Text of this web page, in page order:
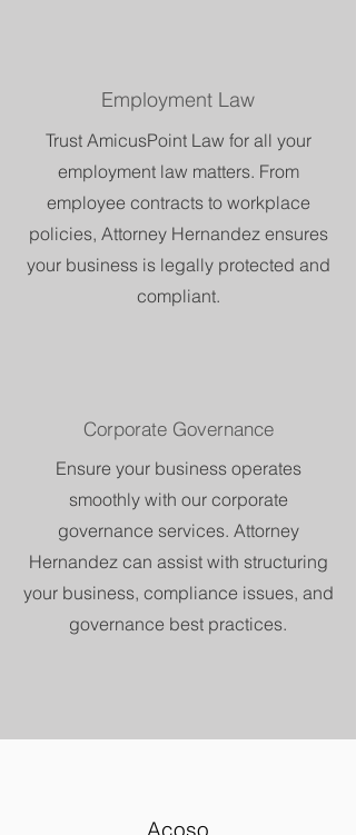
Employment Law
Trust AmicusPoint Law for all your
employment law matters. From
employee contracts to workplace
policies, Attorney Hernandez ensures
your business is legally protected and
compliant.
Corporate Governance
Ensure your business operates
smoothly with our corporate
governance services. Attorney
Hernandez can assist with structuring
your business, compliance issues, and
governance best practices.
Acoso